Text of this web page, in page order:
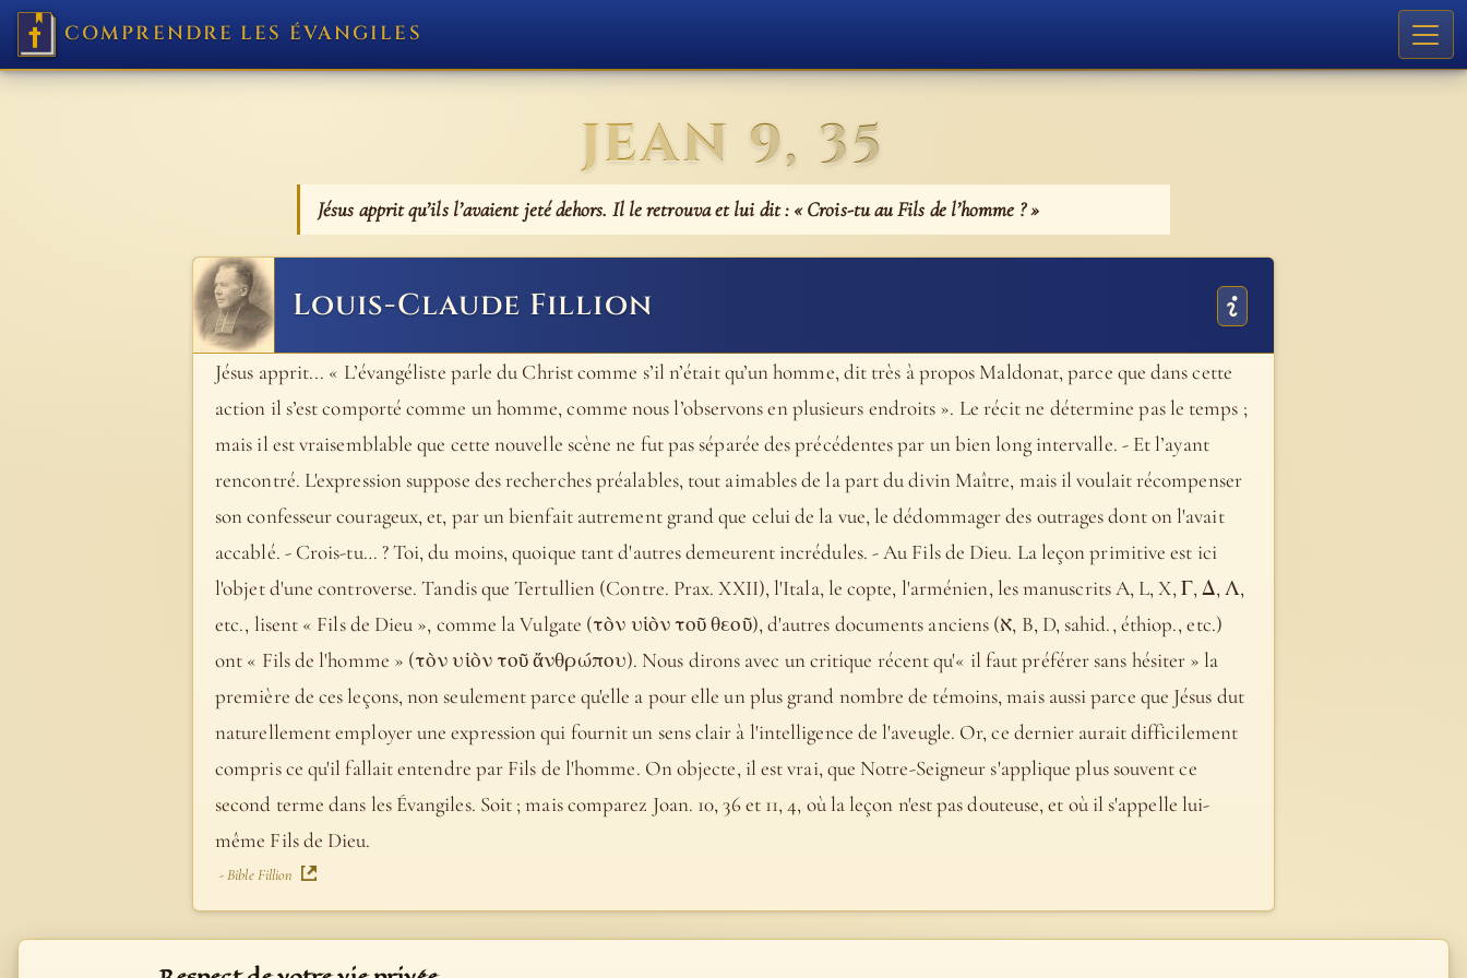
COMPRENDRE LES ÉVANGILES
JEAN 9, 35
Jésus apprit qu’ils l’avaient jeté dehors. Il le retrouva et lui dit : « Crois-tu au Fils de l’homme ? »
Louis-Claude Fillion
Jésus apprit... « L’évangéliste parle du Christ comme s’il n’était qu’un homme, dit très à propos Maldonat, parce que dans cette
action il s’est comporté comme un homme, comme nous l’observons en plusieurs endroits ». Le récit ne détermine pas le temps ;
mais il est vraisemblable que cette nouvelle scène ne fut pas séparée des précédentes par un bien long intervalle. - Et l’ayant
rencontré. L'expression suppose des recherches préalables, tout aimables de la part du divin Maître, mais il voulait récompenser
son confesseur courageux, et, par un bienfait autrement grand que celui de la vue, le dédommager des outrages dont on l'avait
accablé. - Crois-tu… ? Toi, du moins, quoique tant d'autres demeurent incrédules. - Au Fils de Dieu. La leçon primitive est ici
l'objet d'une controverse. Tandis que Tertullien (Contre. Prax. XXII), l'Itala, le copte, l'arménien, les manuscrits A, L, X, Γ, Δ, Λ,
etc., lisent « Fils de Dieu », comme la Vulgate (τὸν υἱὸν τοῦ θεοῦ), d'autres documents anciens (א, B, D, sahid., éthiop., etc.)
ont « Fils de l'homme » (τὸν υἱὸν τοῦ ἄνθρώπου). Nous dirons avec un critique récent qu'« il faut préférer sans hésiter » la
première de ces leçons, non seulement parce qu'elle a pour elle un plus grand nombre de témoins, mais aussi parce que Jésus dut
naturellement employer une expression qui fournit un sens clair à l'intelligence de l'aveugle. Or, ce dernier aurait difficilement
compris ce qu'il fallait entendre par Fils de l'homme. On objecte, il est vrai, que Notre-Seigneur s'applique plus souvent ce
second terme dans les Évangiles. Soit ; mais comparez Joan. 10, 36 et 11, 4, où la leçon n'est pas douteuse, et où il s'appelle lui-
même Fils de Dieu.
- Bible Fillion